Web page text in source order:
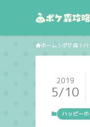
ホーム ポケ森
2019
5/10
ハッピー